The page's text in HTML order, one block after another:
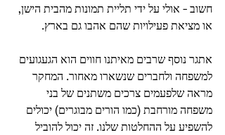
חשוב - אולי על ידי תליית תמונות מהבית הישן,
או מציאת פעילויות שהם אהבו גם בארץ.
אתגר נוסף שרבים מאיתנו חווים הוא הגעגועים
למשפחה ולחברים שנשארו מאחור. המחקר
מראה שלפעמים צרכים משתנים של בני
משפחה מורחבת (כמו הורים מבוגרים) יכולים
להשפיע על ההחלטות שלנו. זה יכול להוביל